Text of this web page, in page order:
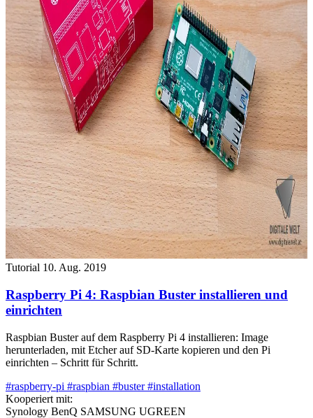
Tutorial 10. Aug. 2019
Raspberry Pi 4: Raspbian Buster installieren und
einrichten
Raspbian Buster auf dem Raspberry Pi 4 installieren: Image
herunterladen, mit Etcher auf SD-Karte kopieren und den Pi
einrichten – Schritt für Schritt.
#raspberry-pi #raspbian #buster#installation
Kooperiert mit:
Synology BenQ SAMSUNG UGREEN